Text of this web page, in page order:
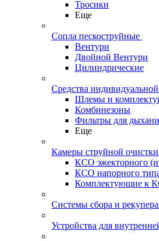
Тросики
Еще
Сопла пескоструйные
Вентури
Двойной Вентури
Цилиндрические
Средства
Шлемы и
Комбинезоны
Фильтры для
Еще
Камеры струйной очистки
КСО эжекторного
КСО напорного
Комплектующие к
Системы сбора и
Устройства для